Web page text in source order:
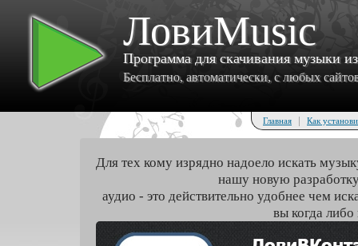
ЛовиMusic
Программа для скачивания музыки
Бесплатно, автоматически, с любых
Главная | Как
Для тех кому изрядно надоело искать
нашу новую
аудио - это действительно удобнее чем
вы когда либо